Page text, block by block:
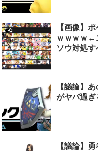
【画像】
ｗｗｗｗ←
ソウ対処す
【議論】
がヤバ過ぎ
【議論】